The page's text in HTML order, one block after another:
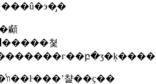
顣
�������ρ��ҷġ�ͯװ��ŀ���ʼ챨��ҫ��